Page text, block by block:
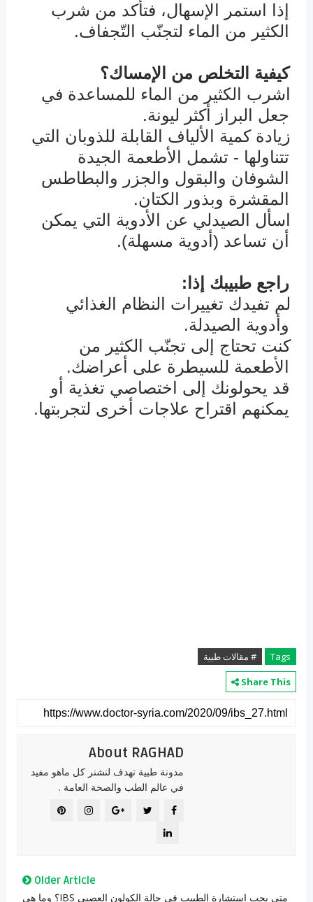
إذا استمر الإسهال، فتأكد من شرب
الكثير من الماء لتجنّب التّجفاف.
كيفية التخلص من الإمساك؟
اشرب الكثير من الماء للمساعدة في
جعل البراز أكثر ليونة.
زيادة كمية الألياف القابلة للذوبان التي
تتناولها - تشمل الأطعمة الجيدة
الشوفان والبقول والجزر والبطاطس
المقشرة وبذور الكتان.
اسأل الصيدلي عن الأدوية التي يمكن
أن تساعد (أدوية مسهلة).
راجع طبيبك إذا:
لم تفيدك تغييرات النظام الغذائي
وأدوية الصيدلة.
كنت تحتاج إلى تجنّب الكثير من
الأطعمة للسيطرة على أعراضك.
قد يحولونك إلى اختصاصي تغذية أو
يمكنهم اقتراح علاجات أخرى لتجربتها.
Tags
# مقالات طبية
Share This
About RAGHAD
مدونة طبية تهدف لنشنر كل ماهو مفيد
في عالم الطب والصحة العامة .
Older Article
متى يجب استشارة الطبيب في حالة الكولون العصبي IBS؟ وما هي